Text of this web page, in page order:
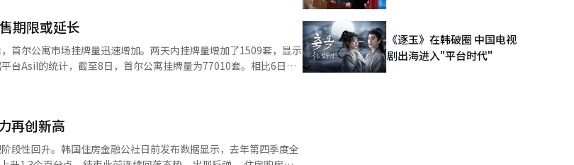
精炼利润恢复后，LG化学、乐天化学等预计第一季度亏损1800亿
。由于工厂开工率下降，预计销售额将同比大幅减少。然而，中东
此无法盲目购买单次石脑油以提高NCC开工率并增加乙烯、丙烯等
翻译与编辑。
，计划从第二季度开始大规模生产ESS电池。三星SDI通过与
北美唯一的非中国ESS电池供应商。SK On在乔治亚州运营工厂，
西和肯塔基陆续完工。业内人士认为，这些投资将成为未来业绩
府的补贴将显著反映在业绩中。SK On在欧洲的匈牙利工厂也表现
的因素也很明确。全球汽车制造商将推出价格在2-3万美元的经济
、ESS的增长和成本结构的改善可能会带来下半年业绩的反弹。
期限或延长
首尔公寓市场挂牌量迅速增加。两天内挂牌量增加了1509套，显示
台Asil的统计，截至8日，首尔公寓挂牌量为77010套。相比6日国
套。首尔公寓挂牌量在3月底超过8万套后，4月初开始减少。这是
房源的重新出现”，政策信号刺激了出售意愿。虽然挂牌量增加，
政策限制，市场上已有大量房源。如果新增房源有限，挂牌量增加
期内可能影响交易环境。※ 本报道经人工智能（AI）系统翻译与编
再创新高
段性回升。韩国住房金融公社日前发布数据显示，去年第四季度全
《逐玉》在韩破圈 中国电视
剧出海进入"平台时代"